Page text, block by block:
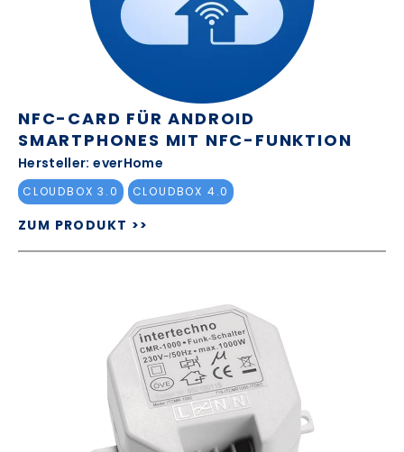
NFC-CARD FÜR ANDROID
SMARTPHONES MIT NFC-FUNKTION
Hersteller: everHome
CLOUDBOX 3.0 CLOUDBOX 4.0
ZUM PRODUKT >>